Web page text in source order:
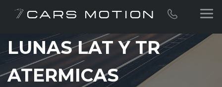
LUNAS LAT Y TR
ATERMICAS